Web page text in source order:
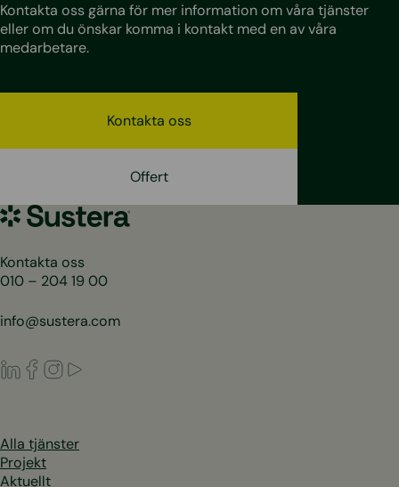
Kontakta oss gärna för mer information om våra tjänster
eller om du önskar komma i kontakt med en av våra
medarbetare.
Kontakta oss
Offert
Sustera
Sweden
Kontakta oss
010 – 204 19 00
info@sustera.com
LinkedIn
Facebook
Instagram
Alla tjänster
Projekt
Aktuellt